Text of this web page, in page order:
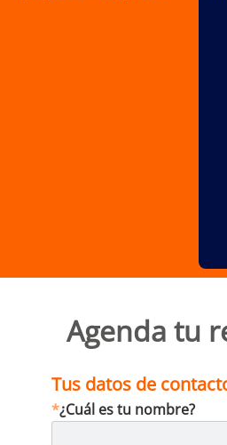
Agenda tu
Tus datos de
¿Cuál es tu nombre?
*